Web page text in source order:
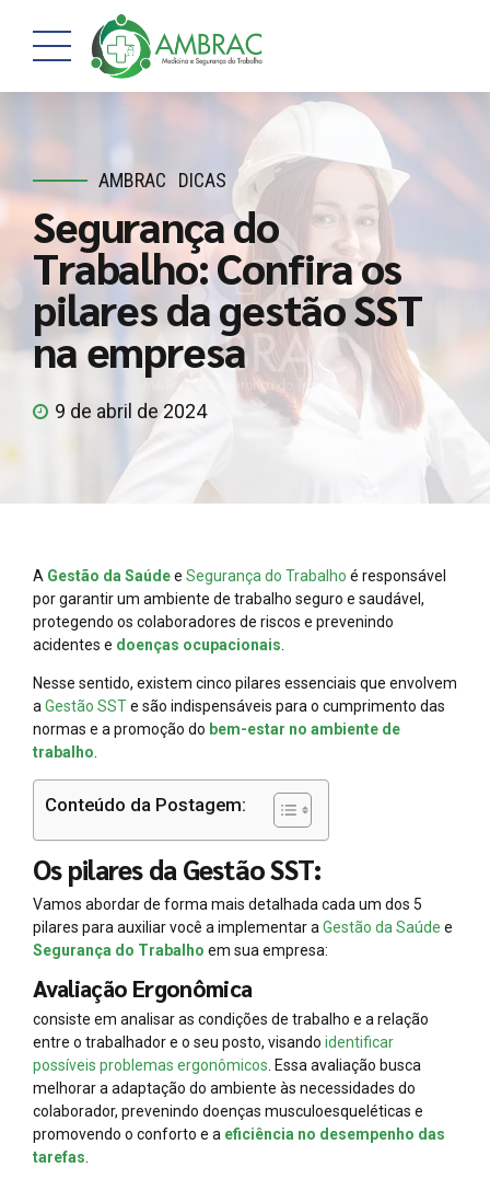
AMBRAC DICAS
Segurança do
Trabalho: Confira os
pilares da gestão SST
na empresa
9 de abril de 2024
A Gestão da Saúdee Segurança do Trabalho é responsável
por garantir um ambiente de trabalho seguro e saudável,
protegendo os colaboradores de riscos e prevenindo
acidentes e doenças ocupacionais
Nesse sentido, existem cinco pilares essenciais que envolvem
a Gestão SSTe são indispensáveis para o cumprimento das
normas e a promoção do bem-estar no ambiente de
trabalho
Conteúdo da Postagem:
Os pilares da Gestão SST:
Vamos abordar de forma mais detalhada cada um dos 5
pilares para auxiliar você a implementar a Gestão da Saúde e
Segurança do Trabalho em sua empresa:
Avaliação Ergonômica
consiste em analisar as condições de trabalho e a relação
entre o trabalhador e o seu posto, visando identificar
possíveis problemas ergonômicos. Essa avaliação busca
melhorar a adaptação do ambiente às necessidades do
colaborador, prevenindo doenças musculoesqueléticas e
promovendo o conforto e a eficiência no desempenho das
tarefas.